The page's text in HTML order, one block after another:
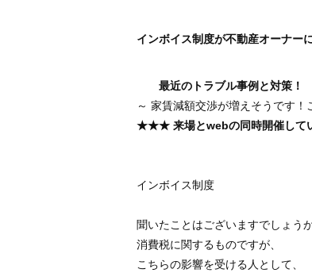
インボイス制度が不動産オーナー
最近のトラブル事例と対策！
～ 家賃減額交渉が増えそうです！
★★★ 来場とwebの同時開催して
インボイス制度
聞いたことはございますでしょう
消費税に関するものですが、
こちらの影響を受ける人として、